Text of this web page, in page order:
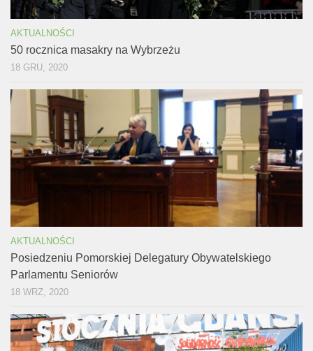
AKTUALNOŚCI
50 rocznica masakry na Wybrzeżu
18 GRU, 2020
AKTUALNOŚCI
Posiedzeniu Pomorskiej Delegatury Obywatelskiego
Parlamentu Seniorów
18 WRZ, 2020